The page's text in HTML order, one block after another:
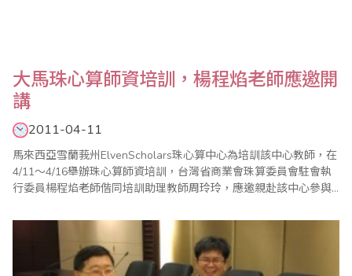
大馬珠心算師資培訓，楊程焰老師應邀開
講
2011-04-11
馬來西亞雪蘭莪州ElvenScholars珠心算中心為培訓該中心教師，在
4/11～4/16舉辦珠心算師資培訓，台灣省商業會珠算委員會駐會執
行委員楊程焰老師偕同培訓助理教師周玲玲，應邀親赴該中心參與
度，不但展現該中心培訓學員認真用心，優質的學與教的一面，從
該中心負責的Datin女士親自全程參與學習，更凸顯該中心辦好珠心
算教育的企圖心。我們欣喜..